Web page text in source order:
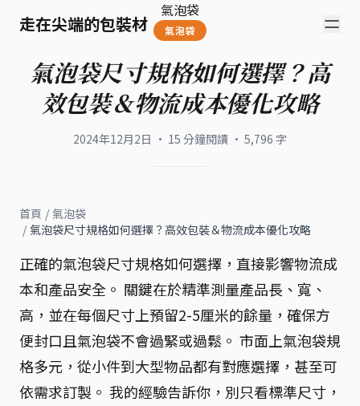
走在尖端的包裝材
氣泡袋
氣泡袋
氣泡袋尺寸規格如何選擇？高
效包裝＆物流成本優化攻略
2024年12月2日 · 15 分鐘閱讀 · 5,796 字
首頁 / 氣泡袋
/ 氣泡袋尺寸規格如何選擇？高效包裝＆物流成本優化攻略
正確的氣泡袋尺寸規格如何選擇，直接影響物流成
本和產品安全。 關鍵在於精準測量產品長、寬、
高，並在每個尺寸上預留2-5厘米的餘量，確保方
便封口且氣泡袋不會過緊或過鬆。 市面上氣泡袋規
格多元，從小件到大型物品都有對應選擇，甚至可
依需求訂製。 我的經驗告訴你，別只看標準尺寸，